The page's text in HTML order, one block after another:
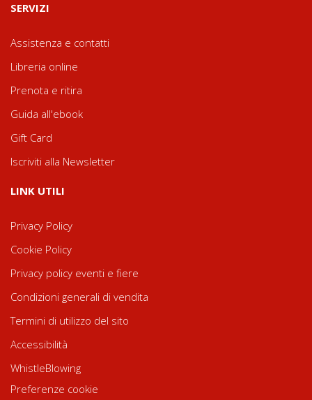
SERVIZI
Assistenza e contatti
Libreria online
Prenota e ritira
Guida all'ebook
Gift Card
Iscriviti alla Newsletter
LINK UTILI
Privacy Policy
Cookie Policy
Privacy policy eventi e fiere
Condizioni generali di vendita
Termini di utilizzo del sito
Accessibilità
WhistleBlowing
Preferenze cookie